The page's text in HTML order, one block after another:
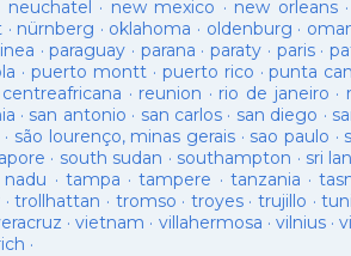
neuchatel · new mexico · new orleans·
· nürnberg · oklahoma · oldenburg ·
·paraguay · parana ·paraty · paris·
·puerto montt · puerto rico ·punta
· reunion · rio de janeiro ·
· san antonio · san carlos · san diego ·
· são lourenço, minas gerais· sao paulo ·
· south sudan · southampton · sri
· tampa ·tampere · tanzania ·
·trollhattan · tromso · troyes· trujillo ·
·vietnam · villahermosa · vilnius·
·